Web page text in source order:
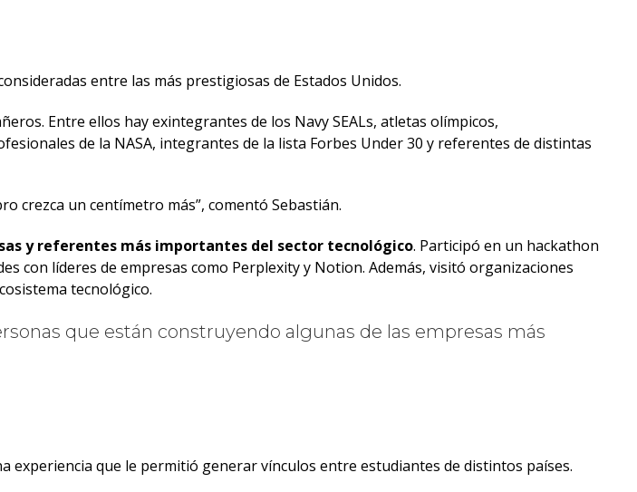
entre las más prestigiosas de Estados Unidos.
Entre ellos hay exintegrantes de los Navy SEALs, atletas olímpicos,
de la NASA, integrantes de la lista Forbes Under 30 y referentes de distintas
crezca un centímetro más”, comentó Sebastián.
y referentes más importantes del sector tecnológico. Participó en un hackathon
con líderes de empresas como Perplexity y Notion. Además, visitó organizaciones
tecnológico.
que están construyendo algunas de las empresas más
experiencia que le permitió generar vínculos entre estudiantes de distintos países.